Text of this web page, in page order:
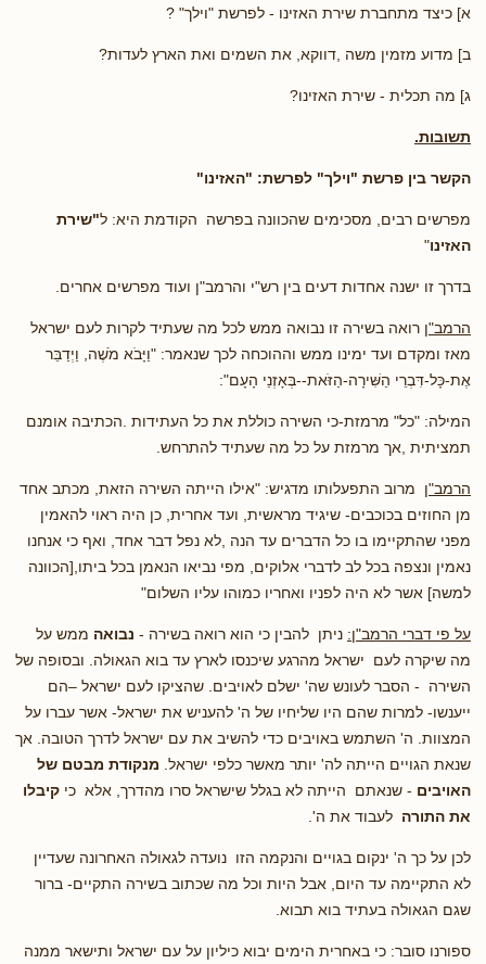
א] כיצד מתחברת שירת האזינו - לפרשת "וילך" ?
ב] מדוע מזמין משה ,דווקא, את השמים ואת הארץ לעדות?
ג] מה תכלית - שירת האזינו?
תשובות.
הקשר בין פרשת "וילך" לפרשת: "האזינו"
מפרשים רבים, מסכימים שהכוונה בפרשה הקודמת היא: ל"שירת
האזינו"
בדרך זו ישנה אחדות דעים בין רש"י והרמב"ן ועוד מפרשים אחרים.
הרמב"ן רואה בשירה זו נבואה ממש לכל מה שעתיד לקרות לעם ישראל
מאז ומקדם ועד ימינו ממש וההוכחה לכך שנאמר: "וַיָּבֹא מֹשֶׁה, וַיְדַבֵּר
אֶת-כָּל-דִּבְרֵי הַשִּׁירָה-הַזֹּאת--בְּאָזְנֵי הָעָם":
המילה: "כל" מרמזת-כי השירה כוללת את כל העתידות .הכתיבה אומנם
תמציתית ,אך מרמזת על כל מה שעתיד להתרחש.
הרמב"ן מרוב התפעלותו מדגיש: "אילו הייתה השירה הזאת, מכתב אחד
מן החוזים בכוכבים- שיגיד מראשית, ועד אחרית, כן היה ראוי להאמין
מפני שהתקיימו בו כל הדברים עד הנה ,לא נפל דבר אחד, ואף כי אנחנו
נאמין ונצפה בכל לב לדברי אלוקים, מפי נביאו הנאמן בכל ביתו,[הכוונה
למשה] אשר לא היה לפניו ואחריו כמוהו עליו השלום"
על פי דברי הרמב"ן: ניתן להבין כי הוא רואה בשירה - נבואה ממש על
מה שיקרה לעם ישראל מהרגע שיכנסו לארץ עד בוא הגאולה. ובסופה של
השירה - הסבר לעונש שה' ישלם לאויבים. שהציקו לעם ישראל –הם
ייענשו- למרות שהם היו שליחיו של ה' להעניש את ישראל- אשר עברו על
המצוות. ה' השתמש באויבים כדי להשיב את עם ישראל לדרך הטובה. אך
שנאת הגויים הייתה לה' יותר מאשר כלפי ישראל. מנקודת מבטם של
האויבים - שנאתם הייתה לא בגלל שישראל סרו מהדרך, אלא כי קיבלו
את התורה לעבוד את ה'.
לכן על כך ה' ינקום בגויים והנקמה הזו נועדה לגאולה האחרונה שעדיין
לא התקיימה עד היום, אבל היות וכל מה שכתוב בשירה התקיים- ברור
שגם הגאולה בעתיד בוא תבוא.
ספורנו סובר: כי באחרית הימים יבוא כיליון על עם ישראל ותישאר ממנה